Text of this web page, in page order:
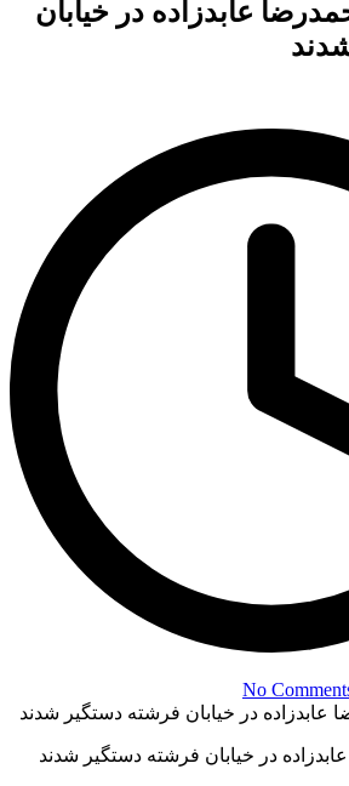
عابدزاده در خیابان
No
در خیابان فرشته دستگیر شدند